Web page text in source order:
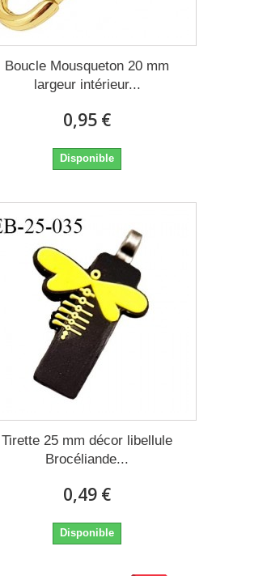
Boucle Mousqueton 20 mm
largeur intérieur...
0,95 €
Disponible
Tirette 25 mm décor libellule
Brocéliande...
0,49 €
Disponible